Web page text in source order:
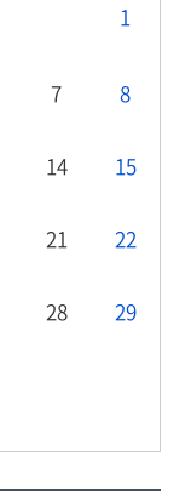
1
7 8
14 15
21 22
28 29